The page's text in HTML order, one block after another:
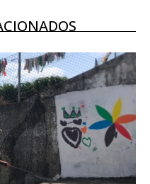
para